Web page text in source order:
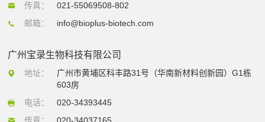
传真：
021-55069508-802
邮箱：
info@bioplus-biotech.com
广州宝录生物科技有限公司
地址：
广州市黄埔区科丰路31号（华南新材料创新园）G1栋
603房
电话：
020-34393445